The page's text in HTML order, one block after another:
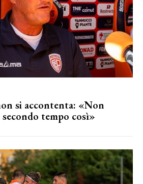
si accontenta: «Non
tempo così»